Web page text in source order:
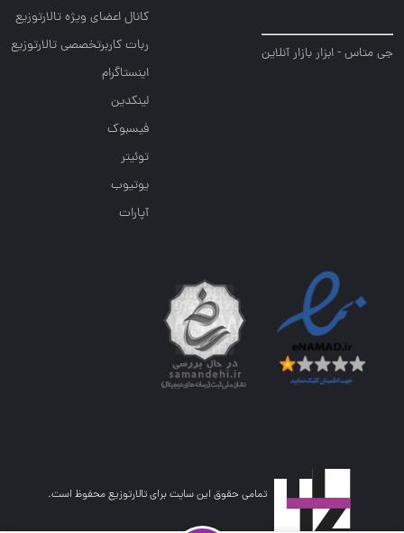
جی متاس - ابزار بازار آنلاین
کانال اعضای ویژه تالارتوزیع
ربات کاربرتخصصی تالارتوزیع
اینستاگرام
لینکدین
فیسبوک
توئیتر
یوتیوب
آپارات
تمامی حقوق این سایت برای تالارتوزیع محفوظ است.